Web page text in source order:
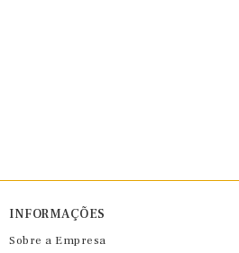
INFORMAÇÕES
Sobre a Empresa